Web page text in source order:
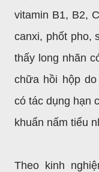
vitamin B1, B2,
canxi, phốt pho,
thấy long nhãn
chữa hồi hộp
có tác dụng hạn
khuẩn nấm tiểu
Theo kinh